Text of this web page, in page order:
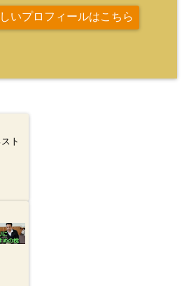
いプロフィールはこちら
ト